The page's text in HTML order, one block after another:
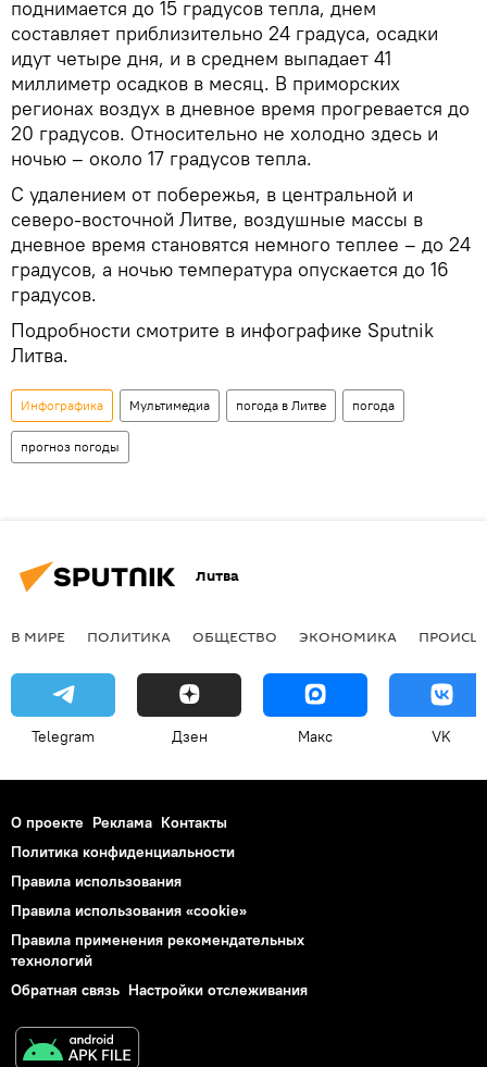
поднимается до 15 градусов тепла, днем
составляет приблизительно 24 градуса, осадки
идут четыре дня, и в среднем выпадает 41
миллиметр осадков в месяц. В приморских
регионах воздух в дневное время прогревается до
20 градусов. Относительно не холодно здесь и
ночью – около 17 градусов тепла.
С удалением от побережья, в центральной и
северо-восточной Литве, воздушные массы в
дневное время становятся немного теплее – до 24
градусов, а ночью температура опускается до 16
градусов.
Подробности смотрите в инфографике Sputnik
Литва.
Инфографика Мультимедиа погода в Литве погода
прогноз погоды
Литва
В МИРЕ ПОЛИТИКА ОБЩЕСТВО ЭКОНОМИКА
Telegram Дзен Макс VK
О проекте Реклама Контакты
Политика конфиденциальности
Правила использования
Правила использования «cookie»
Правила применения рекомендательных
технологий
Обратная связь Настройки отслеживания